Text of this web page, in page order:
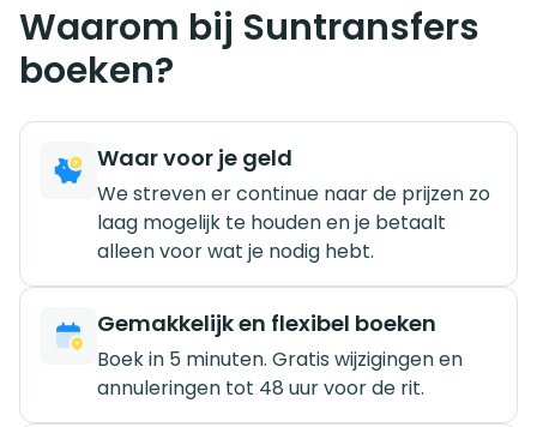
Waarom bij Suntransfers
boeken?
Waar voor je geld
We streven er continue naar de prijzen zo
laag mogelijk te houden en je betaalt
alleen voor wat je nodig hebt.
Gemakkelijk en flexibel boeken
Boek in 5 minuten. Gratis wijzigingen en
annuleringen tot 48 uur voor de rit.